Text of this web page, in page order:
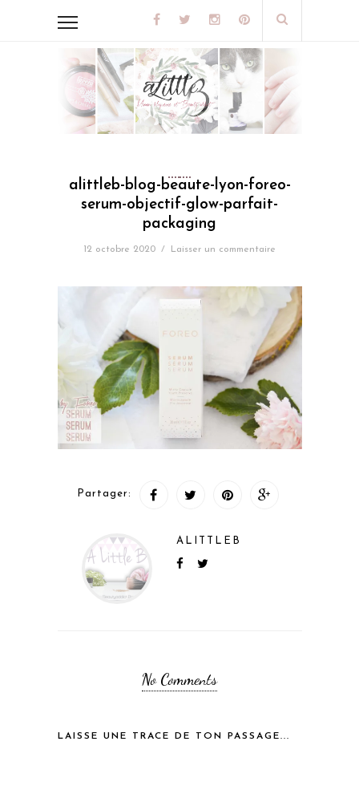
alittleb-blog-beaute-lyon-foreo-
serum-objectif-glow-parfait-
packaging
12 octobre 2020 / Laisser un commentaire
Partager:
ALITTLEB
No Comments
LAISSE UNE TRACE DE TON PASSAGE...